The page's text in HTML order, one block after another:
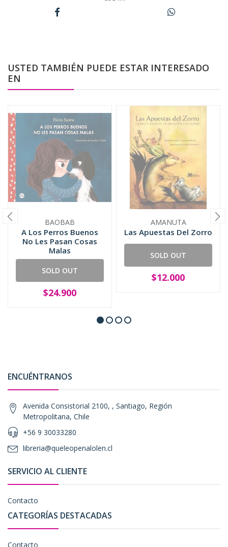
USTED TAMBIÉN PUEDE ESTAR INTERESADO
EN
BAOBAB
A Los Perros Buenos
No Les Pasan Cosas
Malas
SOLD OUT
$24.900
AMANUTA
Las Apuestas Del Zorro
SOLD OUT
$12.000
ENCUÉNTRANOS
Avenida Consistorial 2100, , Santiago, Región
Metropolitana, Chile
+56 9 30033280
libreria@queleopenalolen.cl
SERVICIO AL CLIENTE
Contacto
CATEGORÍAS DESTACADAS
Contacto